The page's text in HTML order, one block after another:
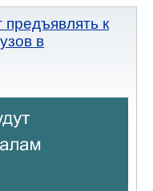
предъявлять к
в